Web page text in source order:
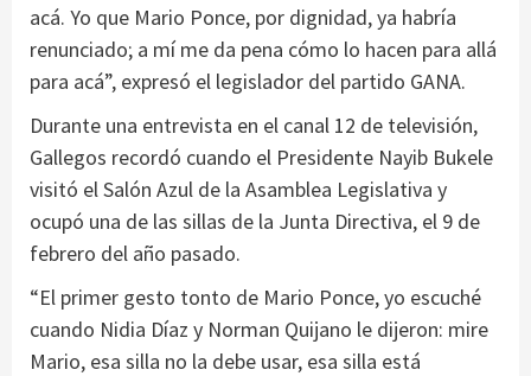
acá. Yo que Mario Ponce, por dignidad, ya habría
renunciado; a mí me da pena cómo lo hacen para allá
para acá”, expresó el legislador del partido GANA.
Durante una entrevista en el canal 12 de televisión,
Gallegos recordó cuando el Presidente Nayib Bukele
visitó el Salón Azul de la Asamblea Legislativa y
ocupó una de las sillas de la Junta Directiva, el 9 de
febrero del año pasado.
“El primer gesto tonto de Mario Ponce, yo escuché
cuando Nidia Díaz y Norman Quijano le dijeron: mire
Mario, esa silla no la debe usar, esa silla está